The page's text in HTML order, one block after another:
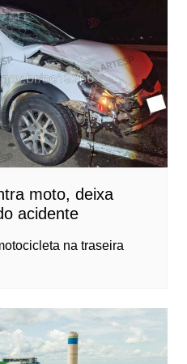
moto, deixa
acidente
na traseira